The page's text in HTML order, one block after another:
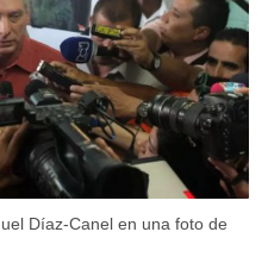
Díaz-Canel en una foto de